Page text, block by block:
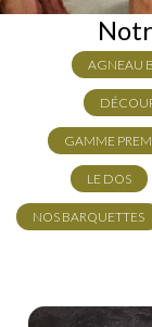
AGNEAU
GAMME
LE DOS
NOS BARQUETTES